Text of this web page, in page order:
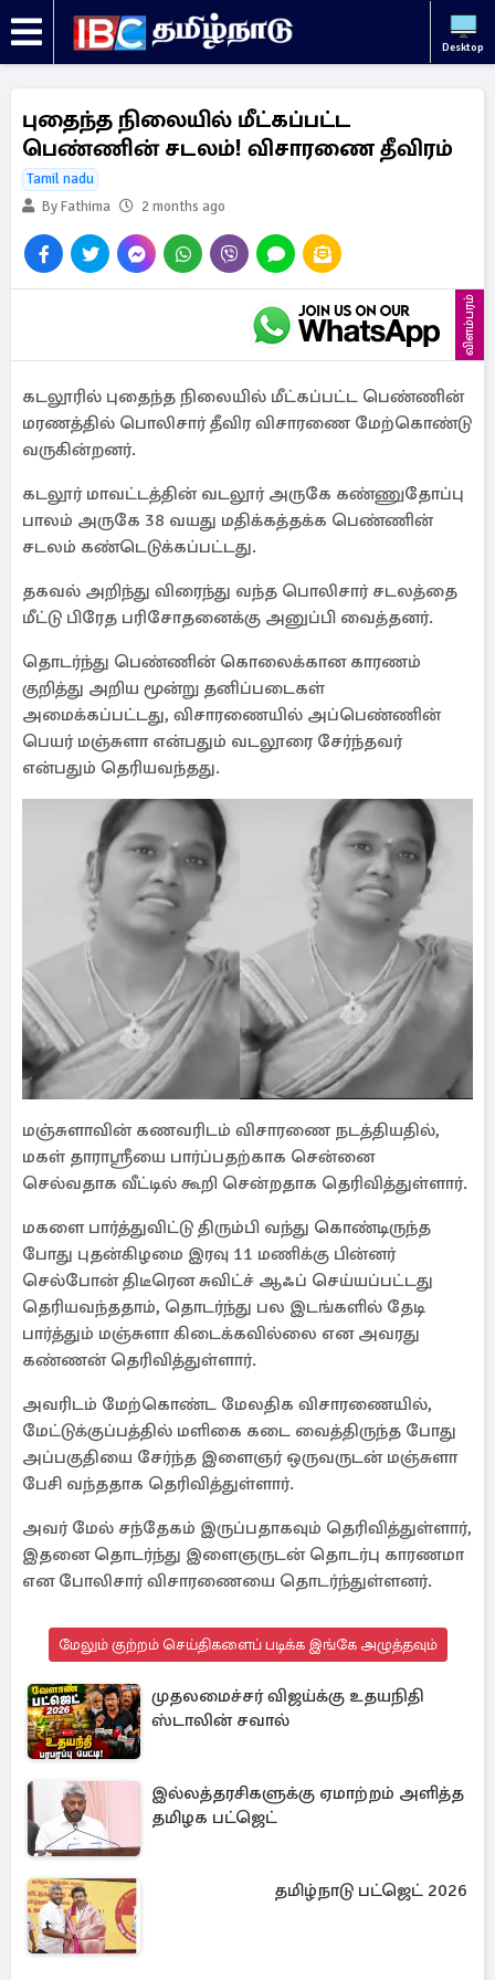
Desktop
புதைந்த நிலையில் மீட்கப்பட்ட
பெண்ணின் சடலம்! விசாரணை தீவிரம்
Tamil nadu
By Fathima
2 months ago
விளம்பரம்
கடலூரில் புதைந்த நிலையில் மீட்கப்பட்ட பெண்ணின்
மரணத்தில் பொலிசார் தீவிர விசாரணை மேற்கொண்டு
வருகின்றனர்.
கடலூர் மாவட்டத்தின் வடலூர் அருகே கண்ணுதோப்பு
பாலம் அருகே 38 வயது மதிக்கத்தக்க பெண்ணின்
சடலம் கண்டெடுக்கப்பட்டது.
தகவல் அறிந்து விரைந்து வந்த பொலிசார் சடலத்தை
மீட்டு பிரேத பரிசோதனைக்கு அனுப்பி வைத்தனர்.
தொடர்ந்து பெண்ணின் கொலைக்கான காரணம்
குறித்து அறிய மூன்று தனிப்படைகள்
அமைக்கப்பட்டது, விசாரணையில் அப்பெண்ணின்
பெயர் மஞ்சுளா என்பதும் வடலூரை சேர்ந்தவர்
என்பதும் தெரியவந்தது.
மஞ்சுளாவின் கணவரிடம் விசாரணை நடத்தியதில்,
மகள் தாராஸ்ரீயை பார்ப்பதற்காக சென்னை
செல்வதாக வீட்டில் கூறி சென்றதாக தெரிவித்துள்ளார்.
மகளை பார்த்துவிட்டு திரும்பி வந்து கொண்டிருந்த
போது புதன்கிழமை இரவு 11 மணிக்கு பின்னர்
செல்போன் திடீரென சுவிட்ச் ஆஃப் செய்யப்பட்டது
தெரியவந்ததாம், தொடர்ந்து பல இடங்களில் தேடி
பார்த்தும் மஞ்சுளா கிடைக்கவில்லை என அவரது
கண்ணன் தெரிவித்துள்ளார்.
அவரிடம் மேற்கொண்ட மேலதிக விசாரணையில்,
மேட்டுக்குப்பத்தில் மளிகை கடை வைத்திருந்த போது
அப்பகுதியை சேர்ந்த இளைஞர் ஒருவருடன் மஞ்சுளா
பேசி வந்ததாக தெரிவித்துள்ளார்.
அவர் மேல் சந்தேகம் இருப்பதாகவும் தெரிவித்துள்ளார்,
இதனை தொடர்ந்து இளைஞருடன் தொடர்பு காரணமா
என போலிசார் விசாரணையை தொடர்ந்துள்ளனர்.
மேலும் குற்றம் செய்திகளைப் படிக்க இங்கே அழுத்தவும்
முதலமைச்சர் விஜய்க்கு உதயநிதி
ஸ்டாலின் சவால்
இல்லத்தரசிகளுக்கு ஏமாற்றம் அளித்த
தமிழக பட்ஜெட்
தமிழ்நாடு பட்ஜெட் 2026